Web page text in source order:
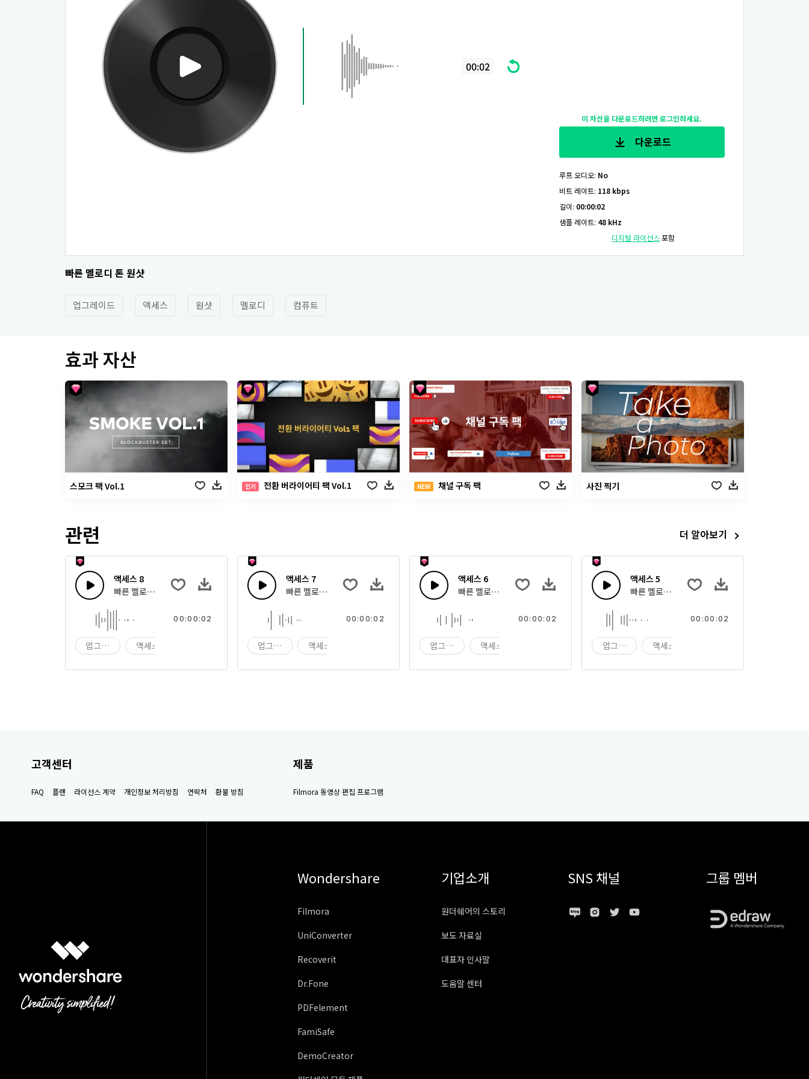
00:02
이 자산을 다운로드하려면 로그인하세요.
다운로드
루프 오디오: No
비트 레이트: 118 kbps
길이: 00:00:02
샘플 레이트: 48 kHz
디지털 라이선스 포함
빠른 멜로디 톤 원샷
업그레이드 액세스 원샷 멜로디 컴퓨트
효과 자산
스모크 팩 Vol.1 인기 전환 버라이어티 팩 Vol.1 NEW 채널 구독 팩 사진 찍기
관련 더 알아보기
액세스 8
빠른 멜로디 톤 원샷
업그레이드 액세스
00:00:02
액세스 7
빠른 멜로디 톤 원샷
업그레이드 액세스
00:00:02
액세스 6
빠른 멜로디 톤 원샷
업그레이드 액세스
00:00:02
액세스 5
빠른 멜로디 톤 원샷
업그레이드 액세스
00:00:02
고객센터
FAQ 플랜 라이선스 계약 개인정보 처리방침 연락처 환불 방침
제품
Filmora 동영상 편집 프로그램
Wondershare
Filmora
UniConverter
Recoverit
Dr.Fone
PDFelement
FamiSafe
DemoCreator
기업소개
원더쉐어의 스토리
보도 자료실
대표자 인사말
도움말 센터
SNS 채널 그룹 멤버